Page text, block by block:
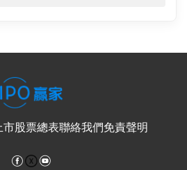
市股票總表聯絡我們免責聲明
Facebook